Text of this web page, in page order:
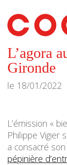
CoCo
etc.
L’agora
Gironde
le 18/01/2022
L’émission «
Philippe Vigier
a consacré
pépinière